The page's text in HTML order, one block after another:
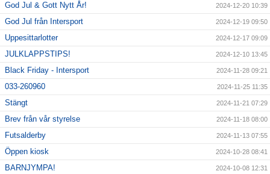
God Jul & Gott Nytt År! 2024-12-20 10:39
God Jul från Intersport 2024-12-19 09:50
Uppesittarlotter 2024-12-17 09:09
JULKLAPPSTIPS! 2024-12-10 13:45
Black Friday - Intersport 2024-11-28 09:21
033-260960 2024-11-25 11:35
Stängt 2024-11-21 07:29
Brev från vår styrelse 2024-11-18 08:00
Futsalderby 2024-11-13 07:55
Öppen kiosk 2024-10-28 08:41
BARNJYMPA! 2024-10-08 12:31